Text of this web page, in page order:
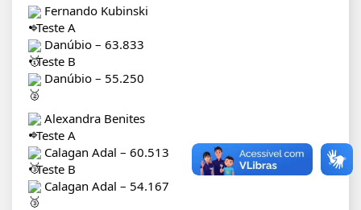
Fernando Kubinski
• Teste A
Danúbio – 63.833
• Teste B
Danúbio – 55.250
Alexandra Benites
• Teste A
Calagan Adal – 60.513
• Teste B
Calagan Adal – 54.167